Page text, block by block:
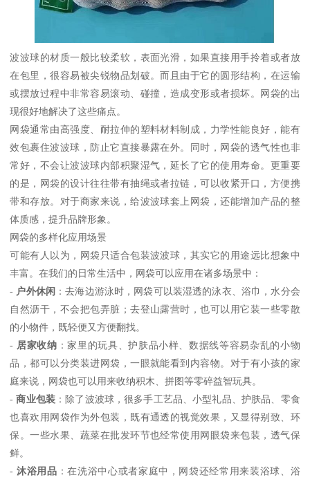
波波球的材质一般比较柔软，表面光滑，如果直接用手拎着或者放
在包里，很容易被尖锐物品划破。而且由于它的圆形结构，在运输
或摆放过程中非常容易滚动、碰撞，造成变形或者损坏。网袋的出
现很好地解决了这些痛点。
网袋通常由高强度、耐拉伸的塑料材料制成，力学性能良好，能有
效包裹住波波球，防止它直接暴露在外。同时，网袋的透气性也非
常好，不会让波波球内部积聚湿气，延长了它的使用寿命。更重要
的是，网袋的设计往往带有抽绳或者拉链，可以收紧开口，方便携
带和存放。对于商家来说，给波波球套上网袋，还能增加产品的整
体质感，提升品牌形象。
网袋的多样化应用场景
可能有人以为，网袋只适合包装波波球，其实它的用途远比想象中
丰富。在我们的日常生活中，网袋可以应用在诸多场景中：
- 户外休闲 ：去海边游泳时，网袋可以装湿透的泳衣、浴巾，水分会
自然沥干，不会把包弄脏；去登山露营时，也可以用它装一些零散
的小物件，既轻便又方便翻找。
- 居家收纳 ：家里的玩具、护肤品小样、数据线等容易杂乱的小物
品，都可以分类装进网袋，一眼就能看到内容物。对于有小孩的家
庭来说，网袋也可以用来收纳积木、拼图等零碎益智玩具。
-商业包装 ：除了波波球，很多手工艺品、小型礼品、护肤品、零食
也喜欢用网袋作为外包装，既有通透的视觉效果，又显得别致、环
保。一些水果、蔬菜在批发环节也经常使用网眼袋来包装，透气保
鲜。
- 沐浴用品 ：在洗浴中心或者家庭中，网袋还经常用来装浴球、浴